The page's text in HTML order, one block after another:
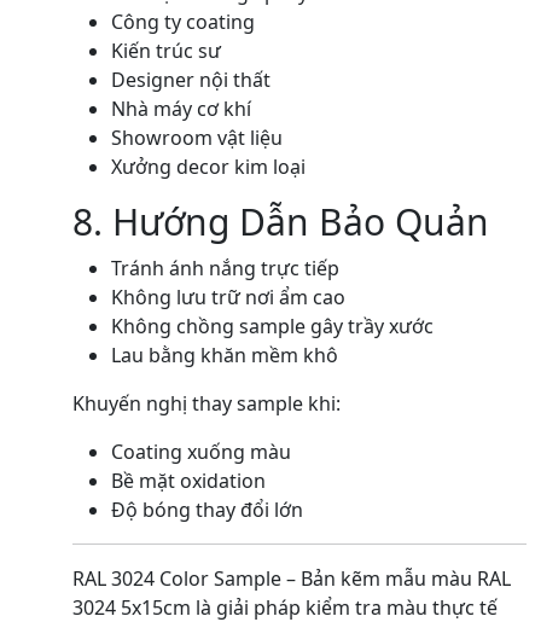
Công ty coating
Kiến trúc sư
Designer nội thất
Nhà máy cơ khí
Showroom vật liệu
Xưởng decor kim loại
8. Hướng Dẫn Bảo Quản
Tránh ánh nắng trực tiếp
Không lưu trữ nơi ẩm cao
Không chồng sample gây trầy xước
Lau bằng khăn mềm khô
Khuyến nghị thay sample khi:
Coating xuống màu
Bề mặt oxidation
Độ bóng thay đổi lớn
RAL 3024 Color Sample – Bản kẽm mẫu màu RAL
3024 5x15cm là giải pháp kiểm tra màu thực tế